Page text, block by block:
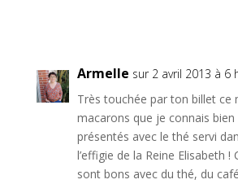
Armelle sur 2 avril 2013 à 6
Très touchée par ton billet ce
macarons que je connais bien
présentés avec le thé servi
l’effigie de la Reine Elisabeth !
sont bons avec du thé, du